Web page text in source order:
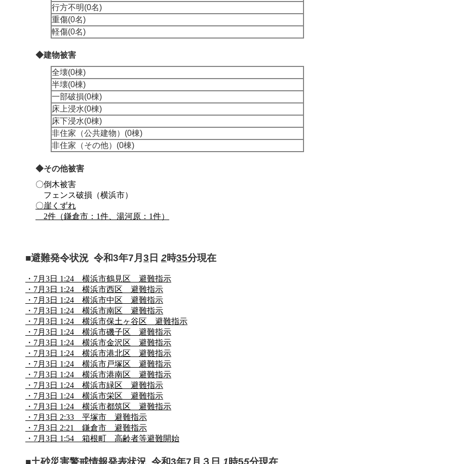
行方不明(0名)
重傷(0名)
軽傷(0名)
◆建物被害
全壊(0棟)
半壊(0棟)
一部破損(0棟)
床上浸水(0棟)
床下浸水(0棟)
非住家（公共建物）(0棟)
非住家（その他）(0棟)
◆その他被害
〇倒木被害
フェンス破損（横浜市）
〇崖くずれ
2件（鎌倉市：1件、湯河原：1件）
■避難発令状況 令和3年7月 3 日 2時35分現在
・7月3日 1:24 横浜市鶴見区 避難指示
・7月3日 1:24 横浜市西区 避難指示
・7月3日 1:24 横浜市中区 避難指示
・7月3日 1:24 横浜市南区 避難指示
・7月3日 1:24 横浜市保土ヶ谷区 避難指示
・7月3日 1:24 横浜市磯子区 避難指示
・7月3日 1:24 横浜市金沢区 避難指示
・7月3日 1:24 横浜市港北区 避難指示
・7月3日 1:24 横浜市戸塚区 避難指示
・7月3日 1:24 横浜市港南区 避難指示
・7月3日 1:24 横浜市緑区 避難指示
・7月3日 1:24 横浜市栄区 避難指示
・7月3日 1:24 横浜市都筑区 避難指示
・7月3日 2:33 平塚市 避難指示
・7月3日 2:21 鎌倉市 避難指示
・7月3日 1:54 箱根町 高齢者等避難開始
■土砂災害警戒情報発表状況 令和3年7月３日 1時55分現在